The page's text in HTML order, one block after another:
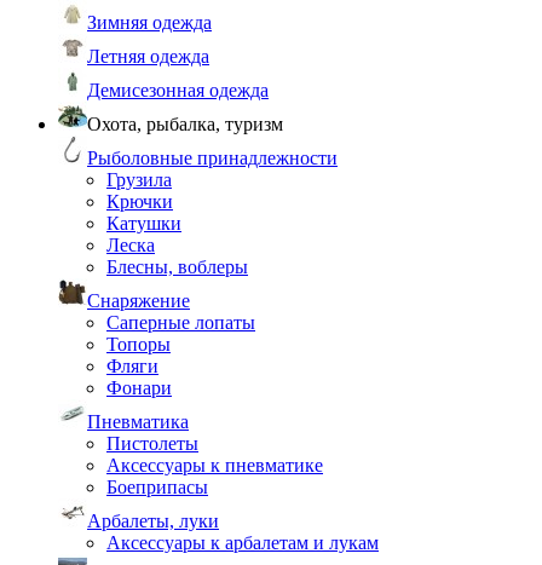
Зимняя одежда
Летняя одежда
Демисезонная одежда
Охота, рыбалка, туризм
Рыболовные принадлежности
Грузила
Крючки
Катушки
Леска
Блесны, воблеры
Снаряжение
Саперные лопаты
Топоры
Фляги
Фонари
Пневматика
Пистолеты
Аксессуары к пневматике
Боеприпасы
Арбалеты, луки
Аксессуары к арбалетам и лукам